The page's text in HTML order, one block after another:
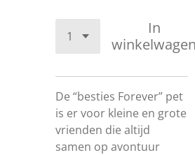
In
De “besties Forever” pet
is er voor kleine en grote
vrienden die altijd
samen op avontuur